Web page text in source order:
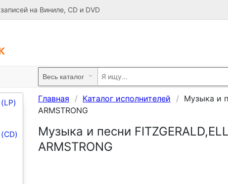
на Виниле, CD и DVD
Главная Каталог исполнителей
Музыка и
ARMSTRONG
Музыка и песни
ARMSTRONG